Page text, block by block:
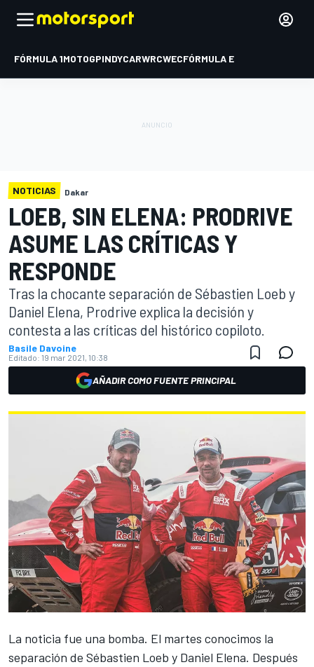
FÓRMULA 1MOTOGPINDYCARWRCWECFÓRMULA E
NOTICIAS Dakar
LOEB, SIN ELENA: PRODRIVE
ASUME LAS CRÍTICAS Y
RESPONDE
Tras la chocante separación de Sébastien Loeb y
Daniel Elena, Prodrive explica la decisión y
contesta a las críticas del histórico copiloto.
Basile Davoine
Editado: 19 mar 2021, 10:38
AÑADIR COMO FUENTE PRINCIPAL
La noticia fue una bomba. El martes conocimos la
separación de Sébastien Loeb y Daniel Elena. Después